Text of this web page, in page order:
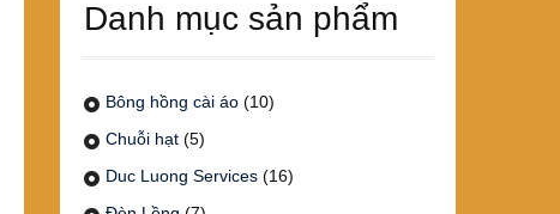
Danh mục sản phẩm
Bông hồng cài áo (10)
Chuỗi hạt (5)
Duc Luong Services (16)